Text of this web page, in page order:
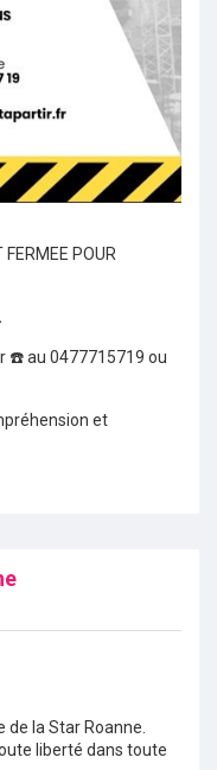
POUR
☎️ au 0477715719 ou
et
la Star Roanne.
liberté dans toute